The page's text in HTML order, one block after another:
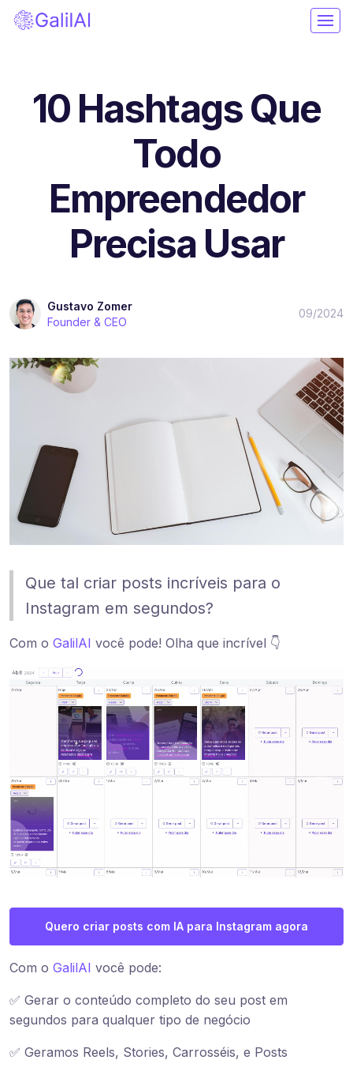
10 Hashtags Que
Todo
Empreendedor
Precisa Usar
Gustavo Zomer
Founder & CEO
09/2024
Que tal criar posts incríveis para o
Instagram em segundos?
Com o GalilAI você pode! Olha que incrível 👇
Quero criar posts com IA para Instagram agora
Com o GalilAI você pode:
✅ Gerar o conteúdo completo do seu post em
segundos para qualquer tipo de negócio
✅ Geramos Reels, Stories, Carrosséis, e Posts